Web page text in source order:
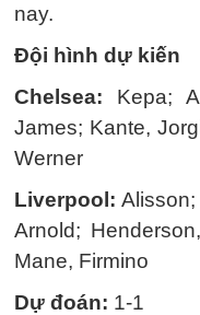
nay.
Đội hình dự kiến
Chelsea: Kepa;
James; Kante,
Werner
Liverpool:
Arnold;
Mane, Firmino
Dự đoán: 1-1